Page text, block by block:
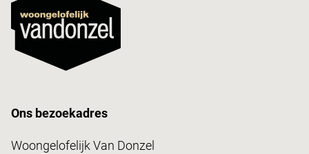
Ons bezoekadres
Woongelofelijk Van Donzel